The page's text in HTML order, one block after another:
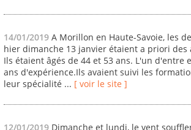
14/01/2019 A Morillon en Haute-Savoie, les
hier dimanche 13 janvier étaient a priori des
Ils étaient âgés de 44 et 53 ans. L'un d'entre
ans d'expérience.Ils avaient suivi les
leur spécialité ... [ voir le site ]
12/01/2019 Dimanche et lundi, le vent